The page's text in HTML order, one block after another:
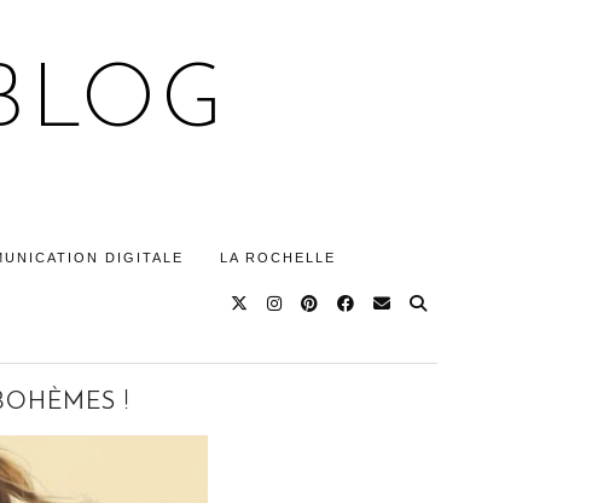
DIGITALE LA ROCHELLE
!